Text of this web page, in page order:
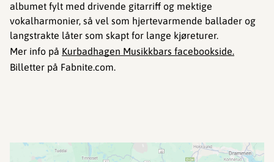
albumet fylt med drivende gitarriff og mektige
vokalharmonier, så vel som hjertevarmende ballader og
langstrakte låter som skapt for lange kjøreturer.
Mer info på Kurbadhagen Musikkbars facebookside.
Billetter på Fabnite.com.